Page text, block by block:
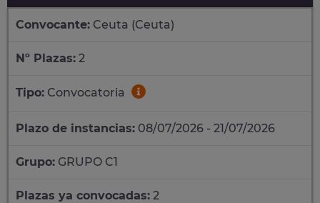
Convocante: Ceuta (Ceuta)
Nº Plazas: 2
Tipo: Convocatoria
Plazo de instancias: 08/07/2026 - 21/07/2026
Grupo: GRUPO C1
Plazas ya convocadas: 2